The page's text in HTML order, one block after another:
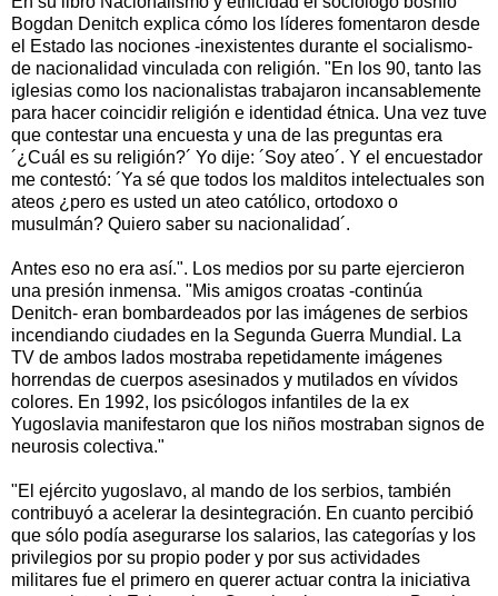
Bogdan Denitch explica cómo los líderes fomentaron desde
el Estado las nociones -inexistentes durante el socialismo-
de nacionalidad vinculada con religión. "En los 90, tanto las
iglesias como los nacionalistas trabajaron incansablemente
para hacer coincidir religión e identidad étnica. Una vez tuve
que contestar una encuesta y una de las preguntas era
´¿Cuál es su religión?´ Yo dije: ´Soy ateo´. Y el encuestador
me contestó: ´Ya sé que todos los malditos intelectuales son
ateos ¿pero es usted un ateo católico, ortodoxo o
musulmán? Quiero saber su nacionalidad´.
Antes eso no era así.". Los medios por su parte ejercieron
una presión inmensa. "Mis amigos croatas -continúa
Denitch- eran bombardeados por las imágenes de serbios
incendiando ciudades en la Segunda Guerra Mundial. La
TV de ambos lados mostraba repetidamente imágenes
horrendas de cuerpos asesinados y mutilados en vívidos
colores. En 1992, los psicólogos infantiles de la ex
Yugoslavia manifestaron que los niños mostraban signos de
neurosis colectiva."
"El ejército yugoslavo, al mando de los serbios, también
contribuyó a acelerar la desintegración. En cuanto percibió
que sólo podía asegurarse los salarios, las categorías y los
privilegios por su propio poder y por sus actividades
militares fue el primero en querer actuar contra la iniciativa